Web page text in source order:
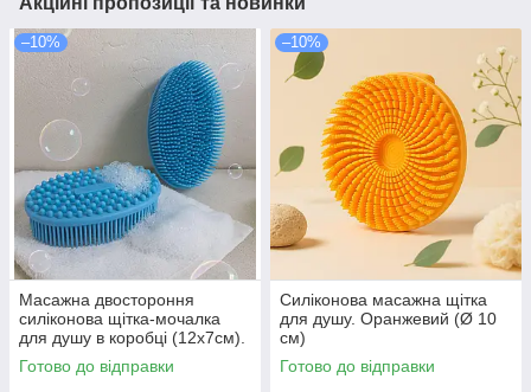
–10%
Масажна двостороння
силіконова щітка-мочалка
для душу в коробці (12х7см).
Блакитна
Готово до відправки
–10%
Силіконова масажна щітка
для душу. Оранжевий (Ø 10
см)
Готово до відправки